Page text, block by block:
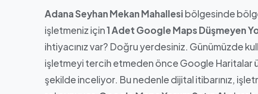
Adana Seyhan Mekan Mahallesi bölgesinde
işletmeniz için1 Adet Google Maps Düşmeyen
ihtiyacınız var? Doğru yerdesiniz. Günümüzde
işletmeyi tercih etmeden önce Google Haritalar
şekilde inceliyor. Bu nedenle dijital itibarınız,